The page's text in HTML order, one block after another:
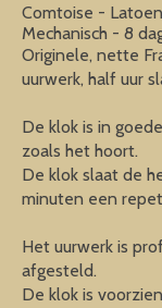
Comtoise -
Mechanisch - 8
Originele, nette
uurwerk, half uur
De klok is in
zoals het hoort.
De klok slaat de
minuten een
Het uurwerk is
afgesteld.
De klok is